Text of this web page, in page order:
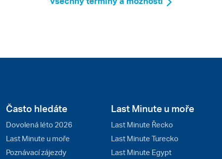
Často hledáte
Dovolená léto 2026
Last Minute u moře
Poznávací zájezdy
Last Minute u moře
Last Minute Řecko
Last Minute Turecko
Last Minute Egypt